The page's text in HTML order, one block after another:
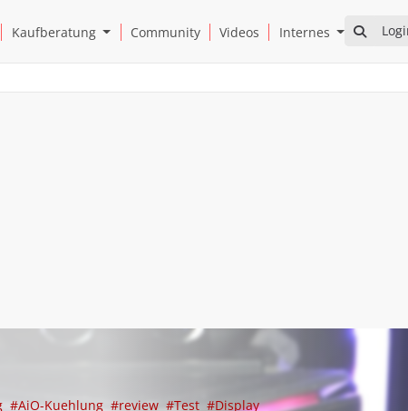
Tests Submenu
Kaufberatung Open Kaufberatung Submenu
Community Videos Internes Open
#AiO-Kuehlung #review #Test #Display